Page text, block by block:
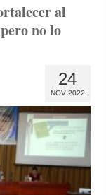
al
no lo
24
NOV 2022